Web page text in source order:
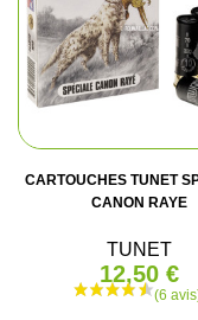
CARTOUCHES TUNET
CANON RAYE
TUNET
12,50 €